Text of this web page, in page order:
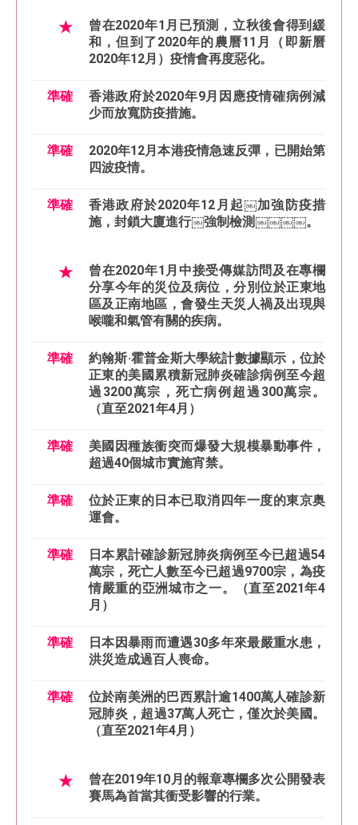
★
曾在2020年1月已預測，立秋後會得到緩
和，但到了2020年的農曆11月（即新曆
2020年12月）疫情會再度惡化。
準確
香港政府於2020年9月因應疫情確病例減
少而放寬防疫措施。
準確
2020年12月本港疫情急速反彈，已開始第
四波疫情。
準確
香港政府於2020年12月起￼加強防疫措
施，封鎖大廈進行￼強制檢測￼￼￼￼。
★
曾在2020年1月中接受傳媒訪問及在專欄
分享今年的災位及病位，分別位於正東地
區及正南地區，會發生天災人禍及出現與
喉嚨和氣管有關的疾病。
準確
約翰斯·霍普金斯大學統計數據顯示，位於
正東的美國累積新冠肺炎確診病例至今超
過3200萬宗，死亡病例超過300萬宗。
（直至2021年4月）
準確
美國因種族衝突而爆發大規模暴動事件，
超過40個城市實施宵禁。
準確
位於正東的日本已取消四年一度的東京奥
運會。
準確
日本累計確診新冠肺炎病例至今已超過54
萬宗，死亡人數至今已超過9700宗，為疫
情嚴重的亞洲城市之一。（直至2021年4
月）
準確
日本因暴雨而遭遇30多年來最嚴重水患，
洪災造成過百人喪命。
準確
位於南美洲的巴西累計逾1400萬人確診新
冠肺炎，超過37萬人死亡，僅次於美國。
（直至2021年4月）
★
曾在2019年10月的報章專欄多次公開發表
賽馬為首當其衝受影響的行業。